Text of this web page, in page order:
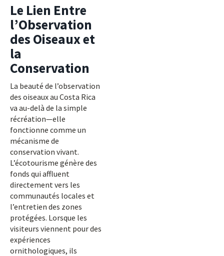
Le Lien Entre
l’Observation
des Oiseaux et
la
Conservation
La beauté de l’observation
des oiseaux au Costa Rica
va au-delà de la simple
récréation—elle
fonctionne comme un
mécanisme de
conservation vivant.
L’écotourisme génère des
fonds qui affluent
directement vers les
communautés locales et
l’entretien des zones
protégées. Lorsque les
visiteurs viennent pour des
expériences
ornithologiques, ils